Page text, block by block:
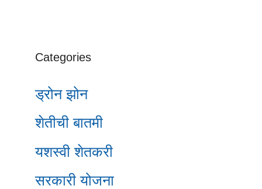
Categories
ड्रोन झोन
शेतीची बातमी
यशस्वी शेतकरी
सरकारी योजना